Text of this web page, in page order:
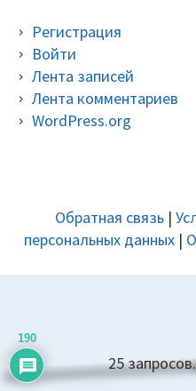
Регистрация
Войти
Лента записей
Лента комментариев
WordPress.org
ПАНЕЛЬОбратная связь |
персональных данных |
190
25